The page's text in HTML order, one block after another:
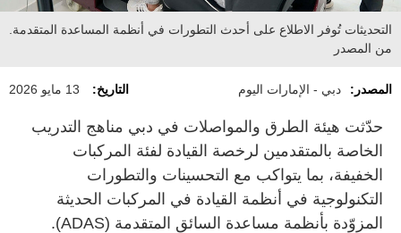
التحديثات تُوفر الاطلاع على أحدث التطورات في أنظمة المساعدة المتقدمة.
من المصدر
المصدر: دبي - الإمارات اليوم التاريخ: 13 مايو 2026
حدّثت هيئة الطرق والمواصلات في دبي مناهج التدريب
الخاصة بالمتقدمين لرخصة القيادة لفئة المركبات
الخفيفة، بما يتواكب مع التحسينات والتطورات
التكنولوجية في أنظمة القيادة في المركبات الحديثة
المزوّدة بأنظمة مساعدة السائق المتقدمة (ADAS).